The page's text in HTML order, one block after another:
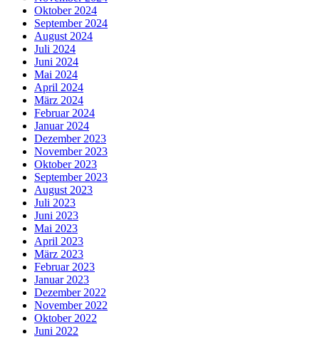
Oktober 2024
September 2024
August 2024
Juli 2024
Juni 2024
Mai 2024
April 2024
März 2024
Februar 2024
Januar 2024
Dezember 2023
November 2023
Oktober 2023
September 2023
August 2023
Juli 2023
Juni 2023
Mai 2023
April 2023
März 2023
Februar 2023
Januar 2023
Dezember 2022
November 2022
Oktober 2022
Juni 2022